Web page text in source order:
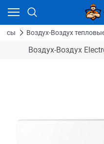
Воздух-Воздух
Воздух-Воздух
Ваш город - Тюмень,
угадали?
ДА НЕТ